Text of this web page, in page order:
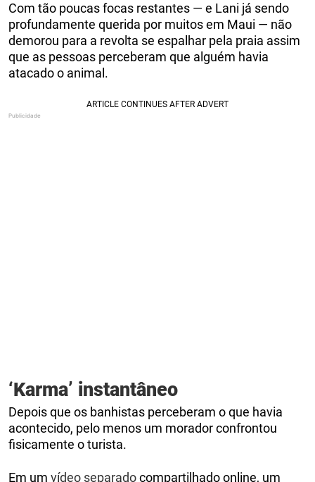
Com tão poucas focas restantes — e Lani já sendo
profundamente querida por muitos em Maui — não
demorou para a revolta se espalhar pela praia assim
que as pessoas perceberam que alguém havia
atacado o animal.
‘Karma’ instantâneo
Depois que os banhistas perceberam o que havia
acontecido, pelo menos um morador confrontou
fisicamente o turista.
Em um vídeo separadocompartilhado online, um